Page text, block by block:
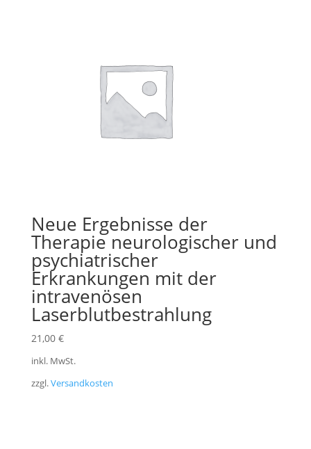
Neue Ergebnisse der
Therapie neurologischer und
psychiatrischer
Erkrankungen mit der
intravenösen
Laserblutbestrahlung
21,00 €
inkl. MwSt.
zzgl.Versandkosten